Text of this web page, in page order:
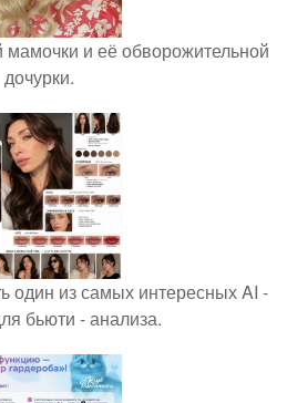
и её обворожительной
дочурки.
один из самых интересных AI -
бьюти - анализа.